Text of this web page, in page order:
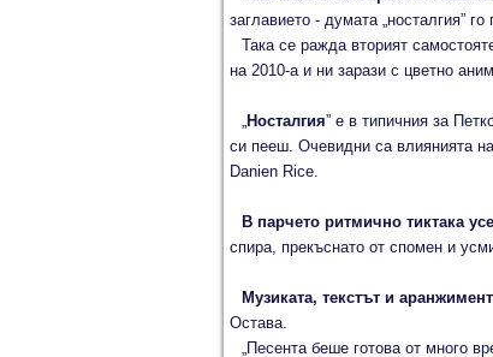
заглавието - думата „носталгия”
Така се ражда вторият
на 2010-а и ни зарази с цветно
„Носталгия” е в типичния за
си пееш. Очевидни са влиянията
Danien Rice.
В парчето ритмично тиктака
спира, прекъснато от спомен и
Музиката, текстът и
Остава.
„Песента беше готова от много